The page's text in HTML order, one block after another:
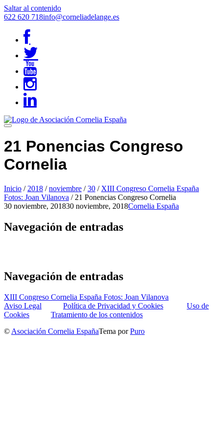
Saltar al contenido
622 620 718info@corneliadelange.es
21 Ponencias Congreso
Cornelia
Inicio / 2018 / noviembre / 30 / XIII Congreso Cornelia España
Fotos: Joan Vilanova / 21 Ponencias Congreso Cornelia
30 noviembre, 201830 noviembre, 2018Cornelia España
Navegación de entradas
Navegación de entradas
XIII Congreso Cornelia España Fotos: Joan Vilanova
Aviso Legal
Política de Privacidad y Cookies
Uso de
Cookies
Tratamiento de los contenidos
© Asociación Cornelia EspañaTema porPuro